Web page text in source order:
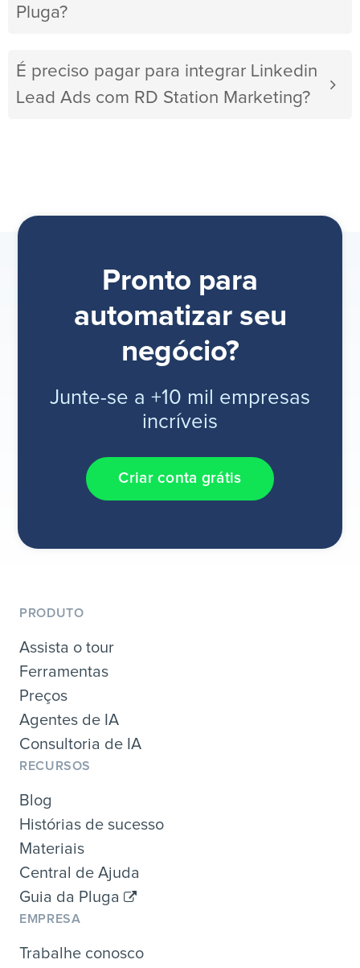
Pluga?
É preciso pagar para integrar Linkedin
Lead Ads com RD Station Marketing?
Pronto para
automatizar seu
negócio?
Junte-se a +10 mil empresas
incríveis
Criar conta grátis
PRODUTO
Assista o tour
Ferramentas
Preços
Agentes de IA
Consultoria de IA
RECURSOS
Blog
Histórias de sucesso
Materiais
Central de Ajuda
Guia da Pluga
EMPRESA
Trabalhe conosco